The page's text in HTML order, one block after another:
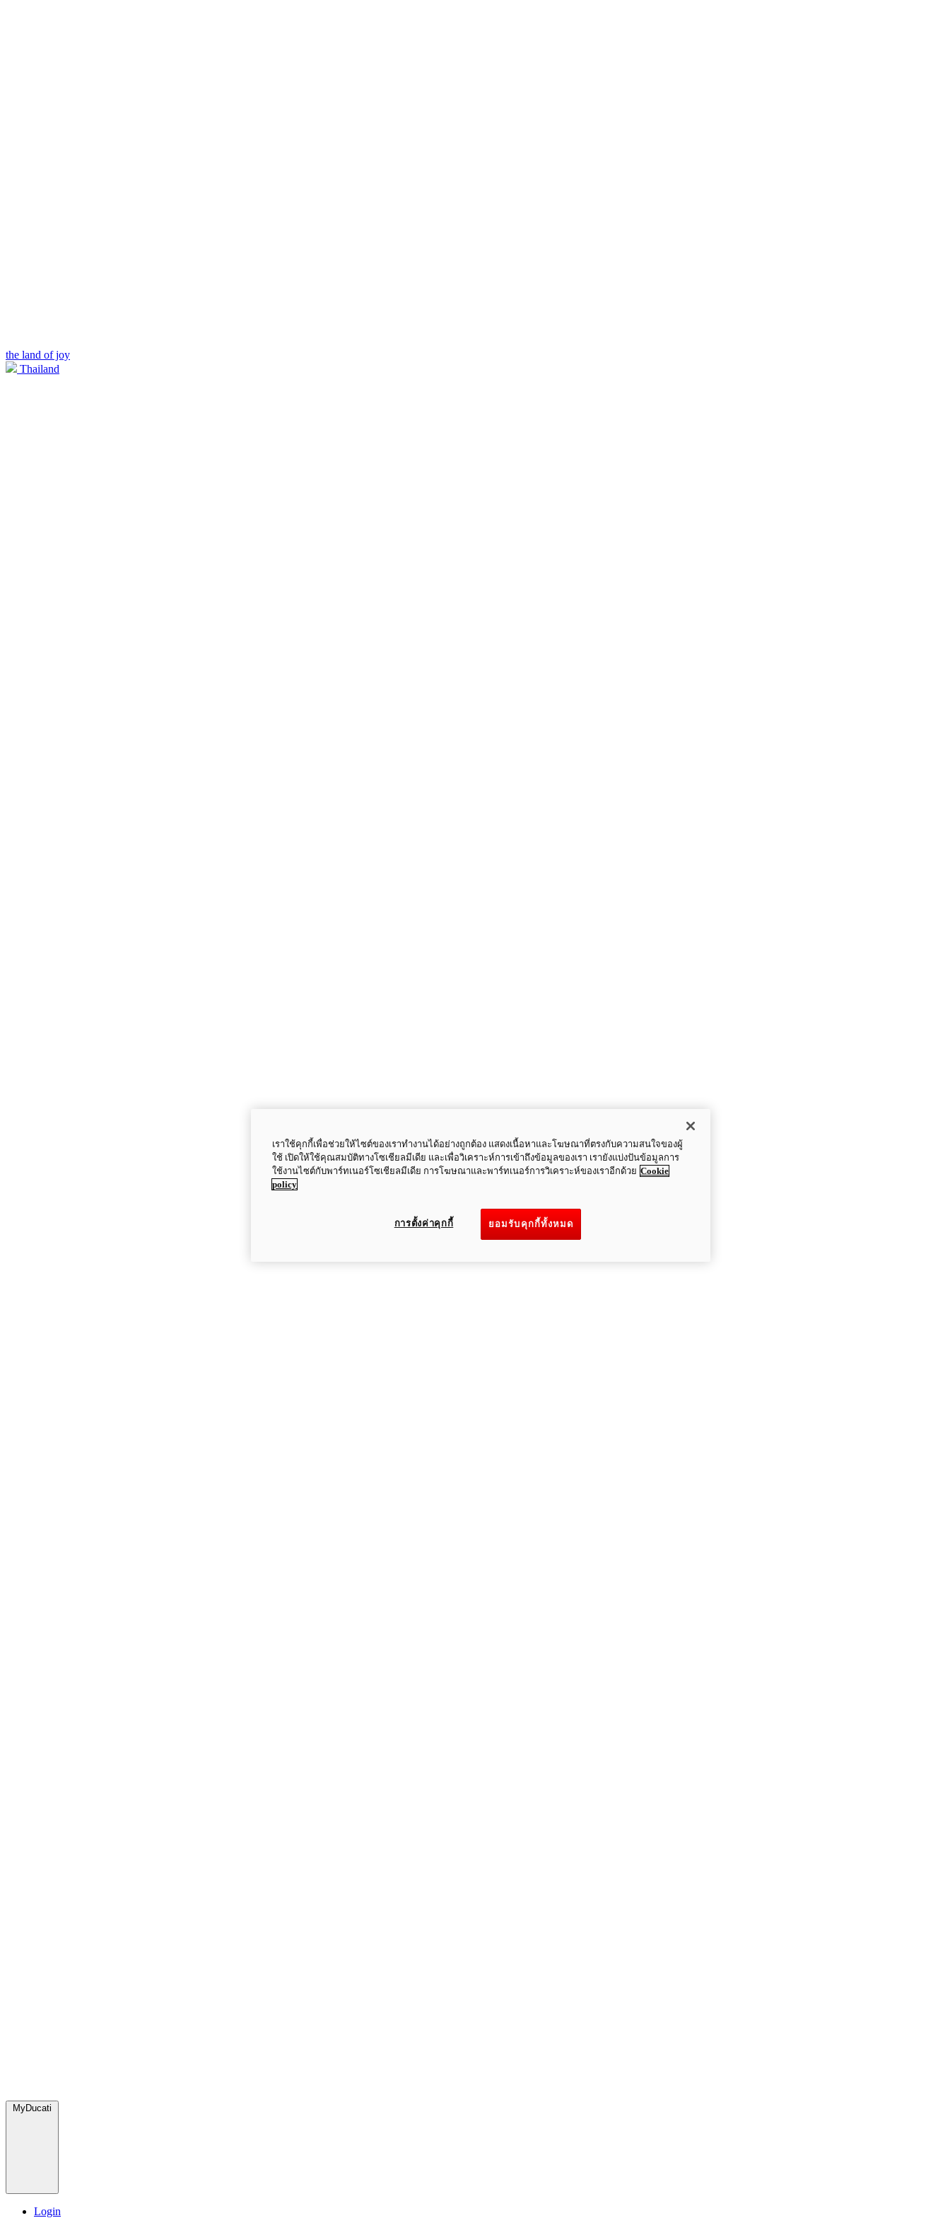
the land of joy
Thailand
MyDucati
Login
เราใช้คุกกี้เพื่อช่วยให้ไซต์ของเราทำงานได้อย่างถูกต้อง แสดงเนื้อหาและโฆษณาที่ตรงกับความสนใจของผู้
ใช้ เปิดให้ใช้คุณสมบัติทางโซเชียลมีเดีย และเพื่อวิเคราะห์การเข้าถึงข้อมูลของเรา เรายังแบ่งปันข้อมูลการ
ใช้งานไซต์กับพาร์ทเนอร์โซเชียลมีเดีย การโฆษณาและพาร์ทเนอร์การวิเคราะห์ของเราอีกด้วย Cookie
policy
ยอมรับคุกกี้ทั้งหมด
การตั้งค่าคุกกี้